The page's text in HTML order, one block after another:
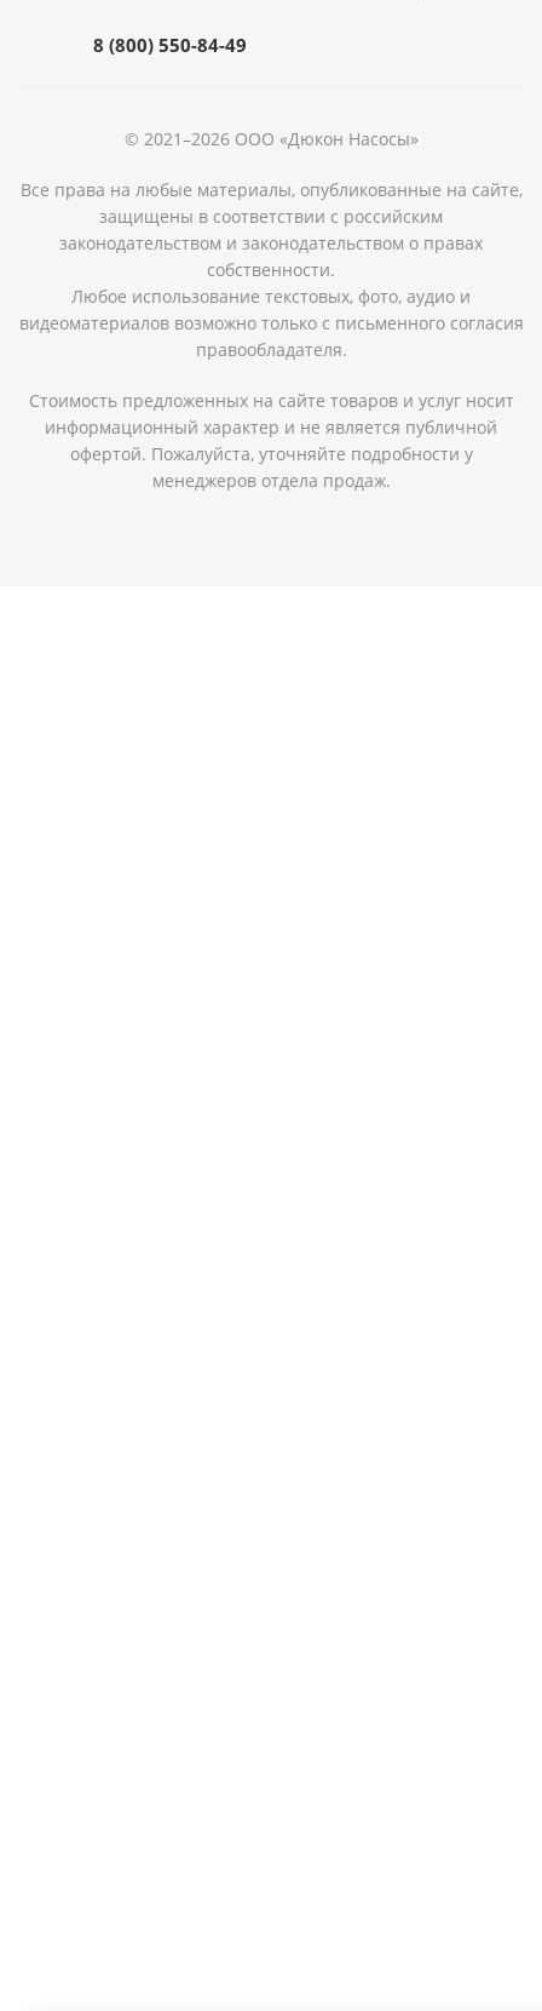
8 (800) 550-84-49
© 2021–2026 ООО «Дюкон Насосы»
Все права на любые материалы, опубликованные на сайте,
защищены в соответствии с российским
законодательством и законодательством о правах
собственности.
Любое использование текстовых, фото, аудио и
видеоматериалов возможно только с письменного согласия
правообладателя.
Стоимость предложенных на сайте товаров и услуг носит
информационный характер и не является публичной
офертой. Пожалуйста, уточняйте подробности у
менеджеров отдела продаж.